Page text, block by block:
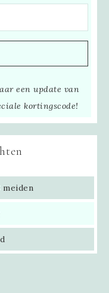
een update van
kortingscode!
meiden